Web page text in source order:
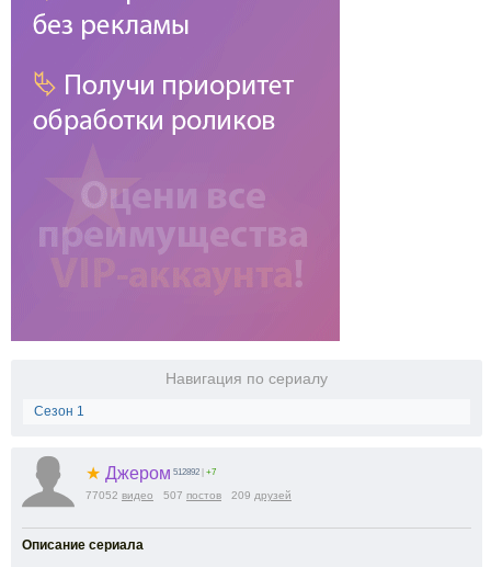
Навигация по сериалу
Сезон 1
★ Джером 512892 +7
77052 видео 507 постов 209 друзей
Описание сериала